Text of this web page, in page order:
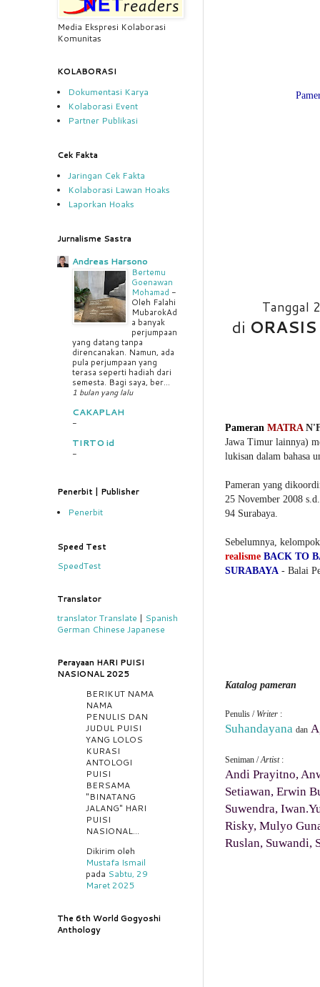
Tanggal
di ORASIS
Pameran MATRA
Jawa Timur lainnya)
lukisan dalam bahasa
Pameran yang
25 November 2008
94 Surabaya.
Sebelumnya,
realisme BACK TO
SURABAYA - Balai
Katalog pameran
Penulis / Writer :
Suhandayana dan
Seniman /Artist:
Andi Prayitno,
Setiawan, Erwin
Suwendra,
Risky, Mulyo
Ruslan, Suwandi,
Media Ekspresi Kolaborasi
Komunitas
KOLABORASI
Dokumentasi Karya
Kolaborasi Event
Partner Publikasi
Cek Fakta
Jaringan Cek Fakta
Kolaborasi Lawan Hoaks
Laporkan Hoaks
Jurnalisme Sastra
Andreas Harsono
Bertemu
Goenawan
Mohamad -
Oleh Falahi
MubarokAd
a banyak
perjumpaan
yang datang tanpa
direncanakan. Namun, ada
pula perjumpaan yang
terasa seperti hadiah dari
semesta. Bagi saya, ber...
1 bulan yang lalu
CAKAPLAH
-
TIRTO id
-
Penerbit | Publisher
Penerbit
Speed Test
SpeedTest
Translator
translatorTranslate | Spanish
German Chinese Japanese
Perayaan HARI PUISI
NASIONAL 2025
BERIKUT NAMA
NAMA
PENULIS DAN
JUDUL PUISI
YANG LOLOS
KURASI
ANTOLOGI
PUISI
BERSAMA
"BINATANG
JALANG" HARI
PUISI
NASIONAL...
Dikirim oleh
Mustafa Ismail
pada Sabtu, 29
Maret 2025
The 6th World Gogyoshi
Anthology